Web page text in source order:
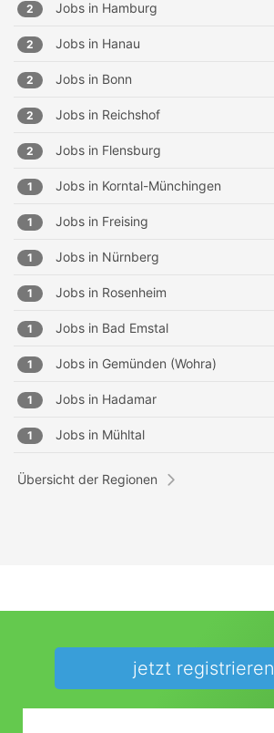
2 Jobs in Hamburg
2 Jobs in Hanau
2 Jobs in Bonn
2 Jobs in Reichshof
2 Jobs in Flensburg
1 Jobs in Korntal-Münchingen
1 Jobs in Freising
1 Jobs in Nürnberg
1 Jobs in Rosenheim
1 Jobs in Bad Emstal
1 Jobs in Gemünden (Wohra)
1 Jobs in Hadamar
1 Jobs in Mühltal
Übersicht der Regionen
jetzt registrieren